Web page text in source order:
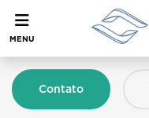
MENU
Contato